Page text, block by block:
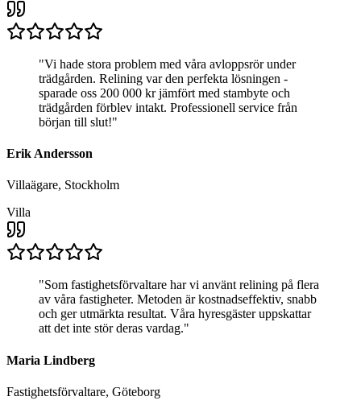
"Vi hade stora problem med våra avloppsrör under
trädgården. Relining var den perfekta lösningen -
sparade oss 200 000 kr jämfört med stambyte och
trädgården förblev intakt. Professionell service från
början till slut!"
Erik Andersson
Villaägare, Stockholm
Villa
"Som fastighetsförvaltare har vi använt relining på flera
av våra fastigheter. Metoden är kostnadseffektiv, snabb
och ger utmärkta resultat. Våra hyresgäster uppskattar
att det inte stör deras vardag."
Maria Lindberg
Fastighetsförvaltare, Göteborg